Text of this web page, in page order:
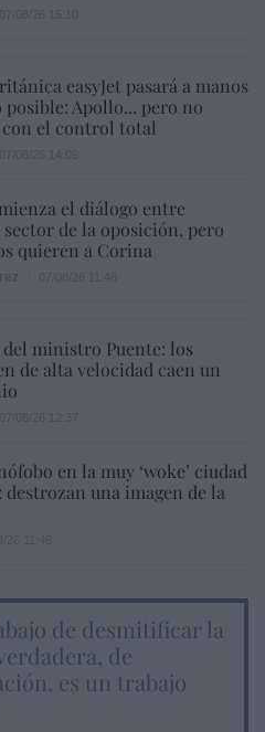
easyJet pasará a manos
Apollo... pero no
con el control total
el diálogo entre
de la oposición, pero
quieren a Corina
del ministro Puente: los
de alta velocidad caen un
en la muy ‘woke’ ciudad
destrozan una imagen de la
de desmitificar la
de
es un trabajo